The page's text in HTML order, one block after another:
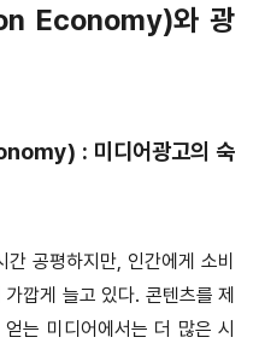
Economy)와 광
: 미디어광고의 숙
공평하지만, 인간에게 소비
깝게 늘고 있다. 콘텐츠를 제
는 미디어에서는 더 많은 시